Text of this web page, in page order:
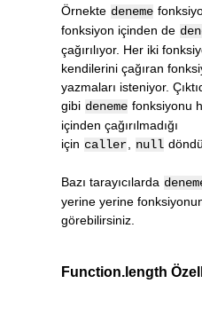
Örnekte deneme
fonksiyon içinden de
çağırılıyor. Her iki
kendilerini çağıran
yazmaları isteniyor.
gibi deneme fonksiyonu
içinden çağırılmadığı
için caller null
Bazı tarayıcılarda
yerine yerine
görebilirsiniz.
Function.length